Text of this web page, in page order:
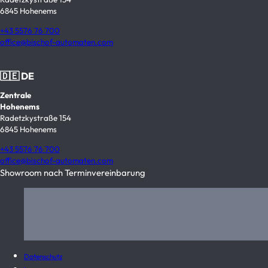
6845 Hohenems
+43 5576 76 700
office@bischof-automaten.com
🇩🇪 DE
Zentrale
Hohenems
Radetzkystraße 154
6845 Hohenems
+43 5576 76 700
office@bischof-automaten.com
Showroom nach Terminvereinbarung
Datenschutz